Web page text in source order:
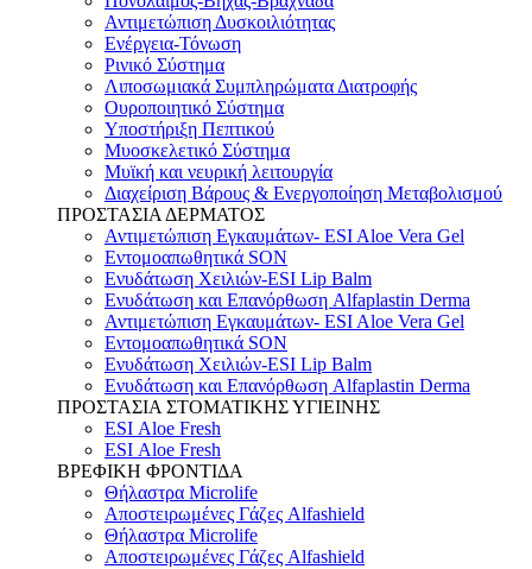
Αντιμετώπιση Δυσκοιλιότητας
Eνέργεια-Τόνωση
Ρινικό Σύστημα
Λιποσωμιακά Συμπληρώματα Διατροφής
Ουροποιητικό Σύστημα
Υποστήριξη Πεπτικού
Μυοσκελετικό Σύστημα
Μυϊκή και νευρική λειτουργία
Διαχείριση Βάρους & Ενεργοποίηση Μεταβολισμού
ΠΡΟΣΤΑΣΙΑ ΔΕΡΜΑΤΟΣ
Αντιμετώπιση Εγκαυμάτων- ESI Aloe Vera Gel
Εντομοαπωθητικά SON
Ενυδάτωση Χειλιών-ESI Lip Balm
Ενυδάτωση και Επανόρθωση Alfaplastin Derma
Αντιμετώπιση Εγκαυμάτων- ESI Aloe Vera Gel
Εντομοαπωθητικά SON
Ενυδάτωση Χειλιών-ESI Lip Balm
Ενυδάτωση και Επανόρθωση Alfaplastin Derma
ΠΡΟΣΤΑΣΙΑ ΣΤΟΜΑΤΙΚΗΣ ΥΓΙΕΙΝΗΣ
ESI Αloe Fresh
ESI Αloe Fresh
ΒΡΕΦΙΚΗ ΦΡΟΝΤΙΔΑ
Θήλαστρα Microlife
Αποστειρωμένες Γάζες Alfashield
Θήλαστρα Microlife
Αποστειρωμένες Γάζες Alfashield